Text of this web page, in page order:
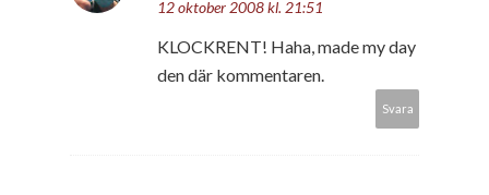
12 oktober 2008 kl. 21:51
KLOCKRENT! Haha, made my day
den där kommentaren.
Svara